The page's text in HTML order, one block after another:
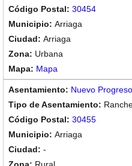
30454
Arriaga
Arriaga
Urbana
Mapa
Nuevo
30455
Arriaga
-